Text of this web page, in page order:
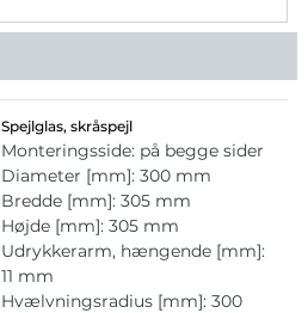
Spejlglas, skråspejl
Monteringsside: på begge sider
Diameter [mm]: 300 mm
Bredde [mm]: 305 mm
Højde [mm]: 305 mm
Udrykkerarm, hængende [mm]:
11 mm
Hvælvningsradius [mm]: 300